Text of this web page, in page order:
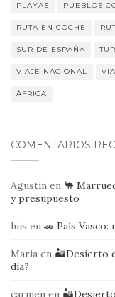
PLAYAS PUEBLOS
RUTA EN COCHE
SUR DE ESPAÑA
VIAJE NACIONAL
ÁFRICA
COMENTARIOS
Agustín en 🐪
y presupuesto
luis en 🚗 País
Maria en 🏜️Desierto
día?